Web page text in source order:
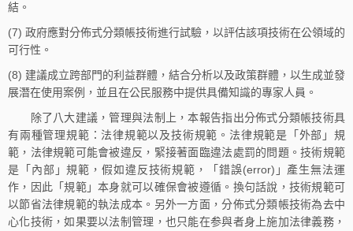
結。
(7) 政府應對分佈式分類帳技術進行試驗，以評估該項技術在公領域的
可行性。
(8) 建議成立跨部門的利益群體，結合分析以及政策群體，以生成並發
展潛在使用案例，並且在公民服務中提供具備知識的專家人員。
除了八大建議，管理與法制上，本報告指出分佈式分類帳技術具
有兩種管理規範：法律規範以及技術規範。法律規範是「外部」規
範，法律規範可能會被違反，緊接著面臨違法處罰的問題。技術規範
是「內部」規範，假如違反技術規範，「錯誤(error)」產生無法運
作，因此「規範」本身就可以確保會被遵循。換句話說，技術規範可
以節省法律規範的執法成本。另外一方面，分佈式分類帳技術為去中
心化技術，如果要以法制管理，也只能在参與者身上施加法律義務，